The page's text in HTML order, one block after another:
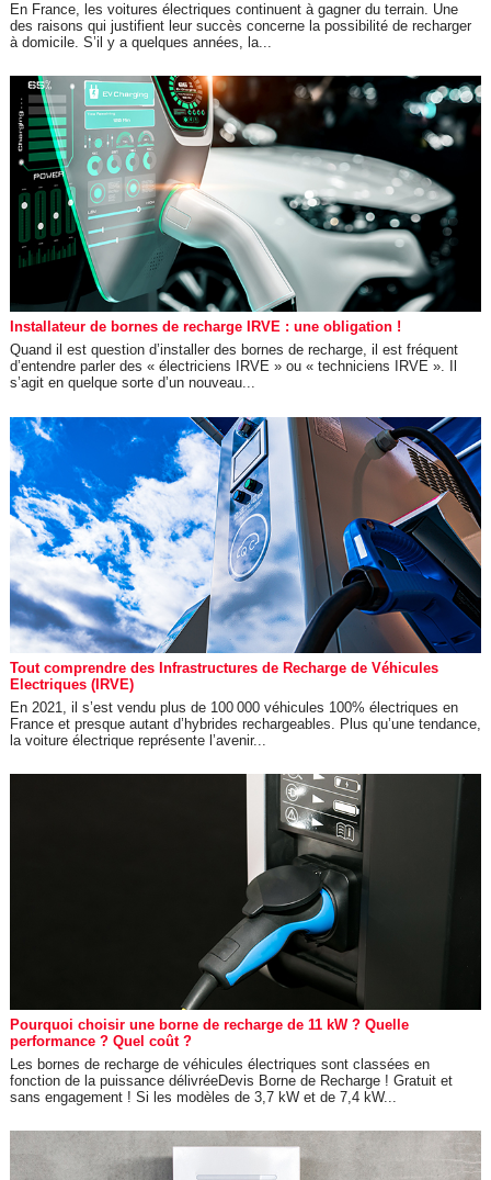
En France, les voitures électriques continuent à gagner du terrain. Une
des raisons qui justifient leur succès concerne la possibilité de recharger
à domicile. S’il y a quelques années, la...
Installateur de bornes de recharge IRVE : une obligation !
Quand il est question d’installer des bornes de recharge, il est fréquent
d’entendre parler des « électriciens IRVE » ou « techniciens IRVE ». Il
s’agit en quelque sorte d’un nouveau...
Tout comprendre des Infrastructures de Recharge de Véhicules
Electriques (IRVE)
En 2021, il s’est vendu plus de 100 000 véhicules 100% électriques en
France et presque autant d’hybrides rechargeables. Plus qu’une tendance,
la voiture électrique représente l’avenir...
Pourquoi choisir une borne de recharge de 11 kW ? Quelle
performance ? Quel coût ?
Les bornes de recharge de véhicules électriques sont classées en
fonction de la puissance délivréeDevis Borne de Recharge ! Gratuit et
sans engagement ! Si les modèles de 3,7 kW et de 7,4 kW...